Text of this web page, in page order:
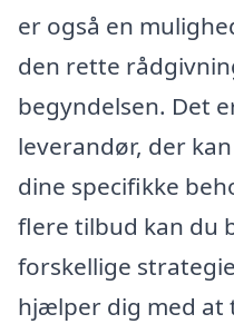
er også en
den rette
begyndelsen. Det
leverandør, der
dine specifikke
flere tilbud kan du
forskellige
hjælper dig med